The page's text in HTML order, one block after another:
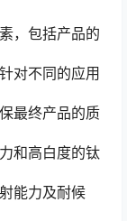
，包括产品的
对不同的应用
最终产品的质
和高白度的钛
能力及耐候